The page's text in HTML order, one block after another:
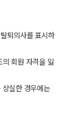
퇴의사를 표시하
회원 자격을 잃
실한 경우에는